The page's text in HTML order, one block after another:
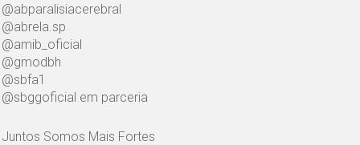
@abparalisiacerebral
@abrela.sp
@amib_oficial
@gmodbh
@sbfa1
@sbggoficial em parceria
Juntos Somos Mais Fortes